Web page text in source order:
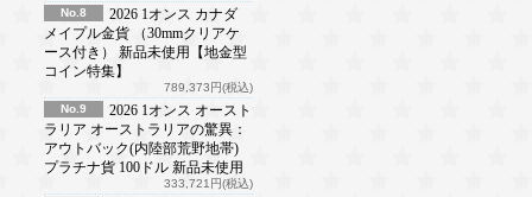
No.8
2026 1オンス カナダ
メイプル金貨 （30mmクリアケ
ース付き） 新品未使用【地金型
コイン特集】
789,373円(税込)
No.9
2026 1オンス オースト
ラリア オーストラリアの驚異：
アウトバック(内陸部荒野地帯)
プラチナ貨 100ドル 新品未使用
333,721円(税込)